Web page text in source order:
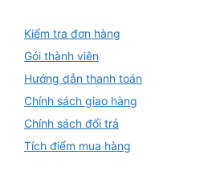
Kiểm tra đơn hàng
Gói thành viên
Hướng dẫn thanh toán
Chính sách giao hàng
Chính sách đổi trả
Tích điểm mua hàng